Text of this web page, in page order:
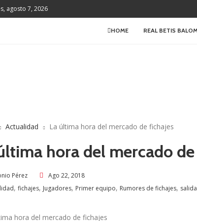
agosto 7, 2026
HOME REAL BETIS
Actualidad La última hora del mercado de fichajes
hora del mercado
Pérez
Ago 22, 2018
, fichajes, Jugadores, Primer equipo, Rumores de fichajes,